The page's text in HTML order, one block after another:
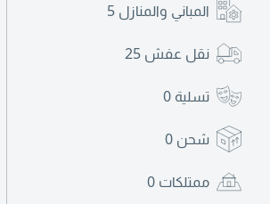
المباني والمنازل 5
نقل عفش 25
تسلية 0
شحن 0
ممتلكات 0